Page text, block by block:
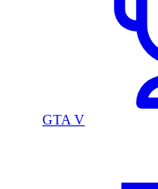
GTA V